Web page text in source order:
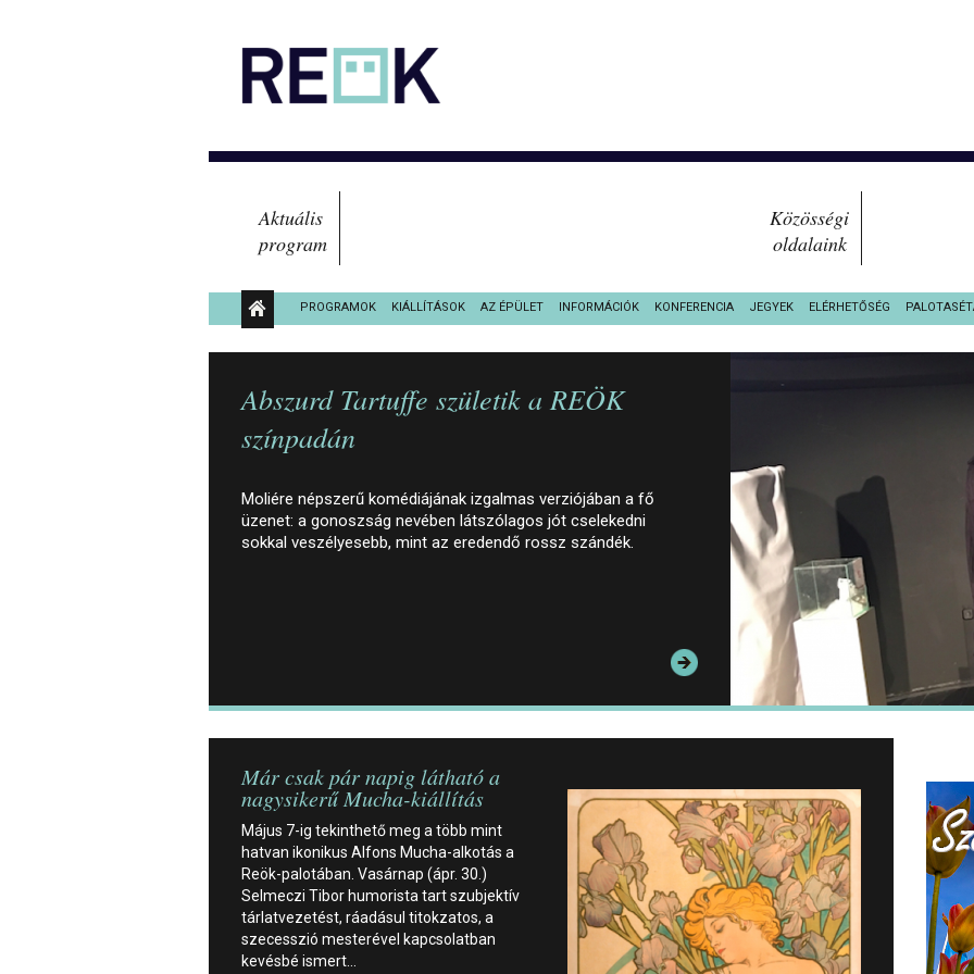
Aktuális
program
Közösségi
oldalaink
PROGRAMOK KIÁLLÍTÁSOK AZ ÉPÜLET INFORMÁCIÓK KONFERENCIA JEGYEK ELÉRHETŐSÉG
KÖZÉRDEKŰ ADATOK
Abszurd Tartuffe születik a REÖK
színpadán
Moliére népszerű komédiájának izgalmas verziójában a fő
üzenet: a gonoszság nevében látszólagos jót cselekedni
sokkal veszélyesebb, mint az eredendő rossz szándék.
Már csak pár napig látható a
nagysikerű Mucha-kiállítás
Május 7-ig tekinthető meg a több mint
hatvan ikonikus Alfons Mucha-alkotás a
Reök-palotában. Vasárnap (ápr. 30.)
Selmeczi Tibor humorista tart szubjektív
tárlatvezetést, ráadásul titokzatos, a
szecesszió mesterével kapcsolatban
kevésbé ismert…